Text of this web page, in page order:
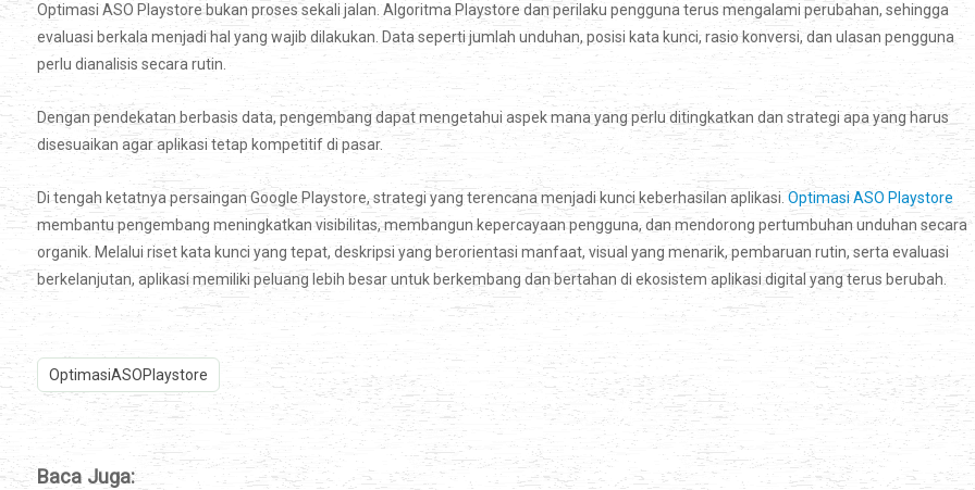
Optimasi ASO Playstore bukan proses sekali jalan. Algoritma Playstore dan perilaku pengguna terus mengalami perubahan, sehingga
evaluasi berkala menjadi hal yang wajib dilakukan. Data seperti jumlah unduhan, posisi kata kunci, rasio konversi, dan ulasan pengguna
perlu dianalisis secara rutin.
Dengan pendekatan berbasis data, pengembang dapat mengetahui aspek mana yang perlu ditingkatkan dan strategi apa yang harus
disesuaikan agar aplikasi tetap kompetitif di pasar.
Di tengah ketatnya persaingan Google Playstore, strategi yang terencana menjadi kunci keberhasilan aplikasi. Optimasi ASO Playstore
membantu pengembang meningkatkan visibilitas, membangun kepercayaan pengguna, dan mendorong pertumbuhan unduhan secara
organik. Melalui riset kata kunci yang tepat, deskripsi yang berorientasi manfaat, visual yang menarik, pembaruan rutin, serta evaluasi
berkelanjutan, aplikasi memiliki peluang lebih besar untuk berkembang dan bertahan di ekosistem aplikasi digital yang terus berubah.
OptimasiASOPlaystore
Baca Juga: